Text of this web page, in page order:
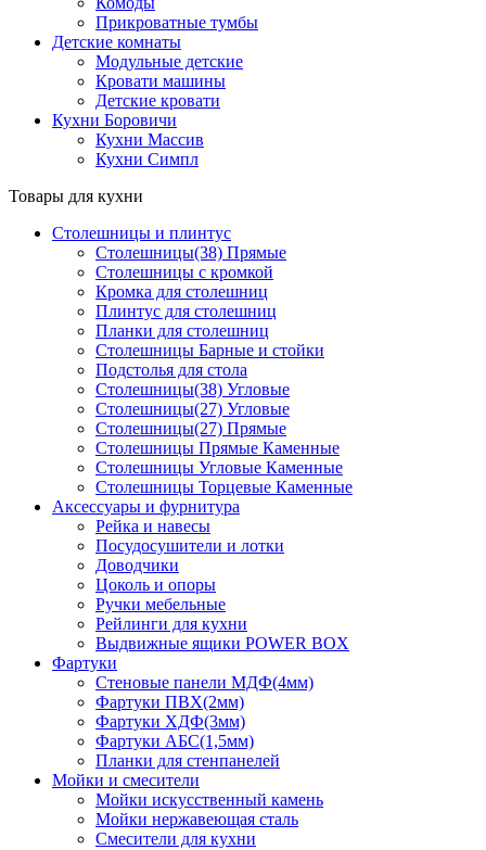
Прикроватные тумбы
Детские комнаты
Модульные детские
Кровати машины
Детские кровати
Кухни Боровичи
Кухни Массив
Кухни Симпл
Товары для кухни
Столешницы и плинтус
Столешницы(38) Прямые
Столешницы с кромкой
Кромка для столешниц
Плинтус для столешниц
Планки для столешниц
Столешницы Барные и стойки
Подстолья для стола
Столешницы(38) Угловые
Столешницы(27) Угловые
Столешницы(27) Прямые
Столешницы Прямые Каменные
Столешницы Угловые Каменные
Столешницы Торцевые Каменные
Аксессуары и фурнитура
Рейка и навесы
Посудосушители и лотки
Доводчики
Цоколь и опоры
Ручки мебельные
Рейлинги для кухни
Выдвижные ящики POWER BOX
Фартуки
Стеновые панели МДФ(4мм)
Фартуки ПВХ(2мм)
Фартуки ХДФ(3мм)
Фартуки АБС(1,5мм)
Планки для стенпанелей
Мойки и смесители
Мойки искусственный камень
Мойки нержавеющая сталь
Смесители для кухни